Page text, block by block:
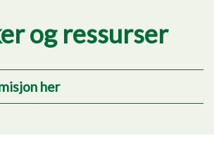
og ressurser
her